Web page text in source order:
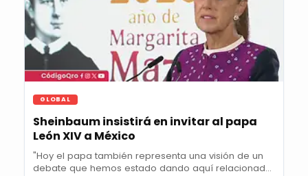
GLOBAL
Sheinbaum insistirá en invitar al papa
León XIV a México
"Hoy el papa también representa una visión de un
debate que hemos estado dando aquí relacionado